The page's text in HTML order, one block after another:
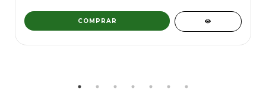
COMPRAR